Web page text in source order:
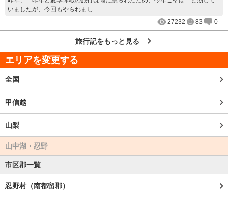
いましたが、今回もやられまし...
27232
83 0
旅行記をもっと見る
エリアを変更する
全国
甲信越
山梨
山中湖・忍野
市区郡一覧
忍野村（南都留郡）